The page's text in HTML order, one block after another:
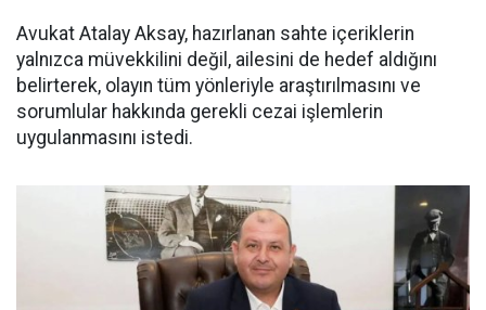
Avukat Atalay Aksay, hazırlanan sahte içeriklerin
yalnızca müvekkilini değil, ailesini de hedef aldığını
belirterek, olayın tüm yönleriyle araştırılmasını ve
sorumlular hakkında gerekli cezai işlemlerin
uygulanmasını istedi.